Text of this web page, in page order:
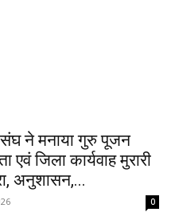
संघ ने मनाया गुरु पूजन
जिला कार्यवाह मुरारी
अनुशासन,...
0